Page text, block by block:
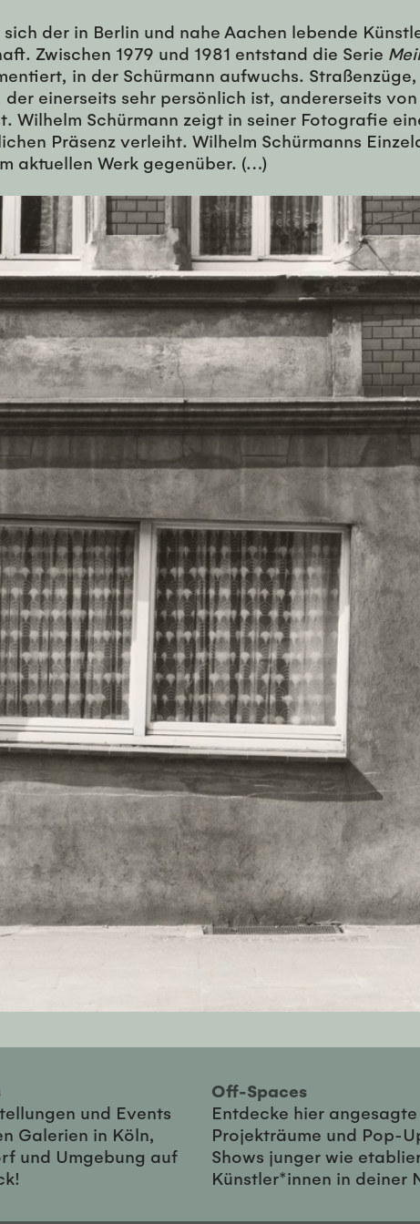
der in Berlin und nahe Aachen lebende
Zwischen 1979 und 1981 entstand die Serie
in der Schürmann aufwuchs.
einerseits sehr persönlich ist, andererseits
Wilhelm Schürmann zeigt in seiner Fotografie
Präsenz verleiht. Wilhelm Schürmanns
aktuellen Werk gegenüber. (…)
und Events
Galerien in Köln,
und Umgebung auf
Off-Spaces
Entdecke hier angesagte
Projekträume und Pop-
Shows junger wie
Künstler*innen in deiner